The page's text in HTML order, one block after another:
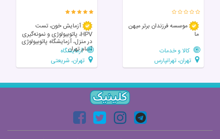
موسسه فرزندان برتر میهن
ما
کالا و خدمات
تهران، تهرانپارس
آزمایش خون، تست
HPV، پاتوبیولوژی و نمونه‌گیری
در منزل، آزمایشگاه پاتوبیولوژی
آسام تهران
آزمایشگاه
تهران، شریعتی